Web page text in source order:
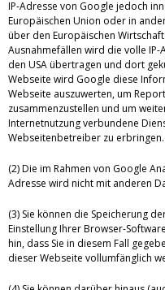
IP-Adresse von Google jedoch
Europäischen Union oder in
über den Europäischen
Ausnahmefällen wird die volle IP-
den USA übertragen und dort
Webseite wird Google diese
Webseite auszuwerten, um
zusammenzustellen und um
Internetnutzung verbundene
Webseitenbetreiber zu erbringen.
(2) Die im Rahmen von Google
Adresse wird nicht mit anderen
(3) Sie können die Speicherung
Einstellung Ihrer Browser-
hin, dass Sie in diesem Fall
dieser Webseite vollumfänglich